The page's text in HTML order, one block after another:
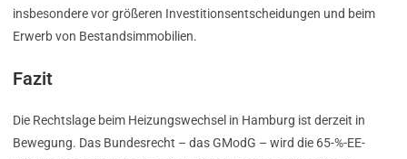
insbesondere vor größeren Investitionsentscheidungen und beim
Erwerb von Bestandsimmobilien.
Fazit
Die Rechtslage beim Heizungswechsel in Hamburg ist derzeit in
Bewegung. Das Bundesrecht – das GModG – wird die 65-%-EE-